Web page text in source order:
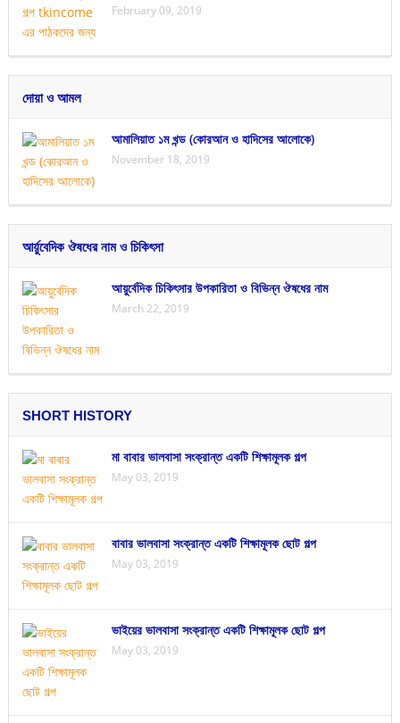
February 09, 2019
দোয়া ও আমল
আমালিয়াত ১ম খন্ড (কোরআন ও হাদিসের আলোকে)
November 18, 2019
আর্য়ুবেদিক ঔষধের নাম ও চিকিৎসা
আয়ুর্বেদিক চিকিৎসার উপকারিতা ও বিভিন্ন ঔষধের নাম
March 22, 2019
SHORT HISTORY
মা বাবার ভালবাসা সংক্রান্ত একটি শিক্ষামূলক গল্প
May 03, 2019
বাবার ভালবাসা সংক্রান্ত একটি শিক্ষামূলক ছোট গল্প
May 03, 2019
ভাইয়ের ভালবাসা সংক্রান্ত একটি শিক্ষামূলক ছোট গল্প
May 03, 2019